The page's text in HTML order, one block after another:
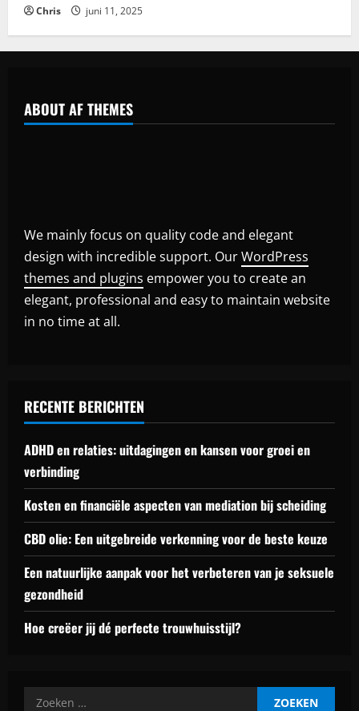
Chris juni 11, 2025
ABOUT AF THEMES
We mainly focus on quality code and elegant
design with incredible support. OurWordPress
themes and plugins empower you to create an
elegant, professional and easy to maintain website
in no time at all.
RECENTE BERICHTEN
ADHD en relaties: uitdagingen en kansen voor groei en
verbinding
Kosten en financiële aspecten van mediation bij scheiding
CBD olie: Een uitgebreide verkenning voor de beste keuze
Een natuurlijke aanpak voor het verbeteren van je seksuele
gezondheid
Hoe creëer jij dé perfecte trouwhuisstijl?
Zoeken